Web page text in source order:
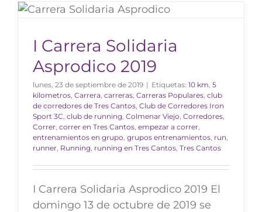
I Carrera Solidaria
Asprodico 2019
lunes, 23 de septiembre de 2019 | Etiquetas: 10 km, 5
kilometros, Carrera, carreras, Carreras Populares, club
de corredores de Tres Cantos, Club de Corredores Iron
Sport 3C, club de running, Colmenar Viejo, Corredores,
Correr, correr en Tres Cantos, empezar a correr,
entrenamientos en grupo, grupos entrenamientos, run,
runner, Running, running en Tres Cantos, Tres Cantos
I Carrera Solidaria Asprodico 2019 El
domingo 13 de octubre de 2019 se